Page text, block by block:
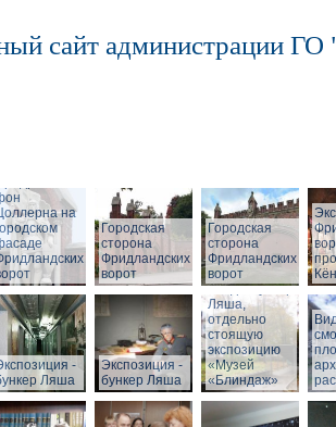
сайт администрации ГО
на
Городская
сторона
Фридландских
ворот
Городская
сторона
Фридландских
ворот
-
Ляша
Экспозиция -
бункер Ляша
Вход в бункер
Ляша,
отдельно
стоящую
экспозицию
«Музей
«Блиндаж»